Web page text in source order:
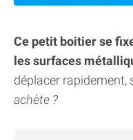
Ce petit boitier se
les surfaces
déplacer rapidement,
achète ?